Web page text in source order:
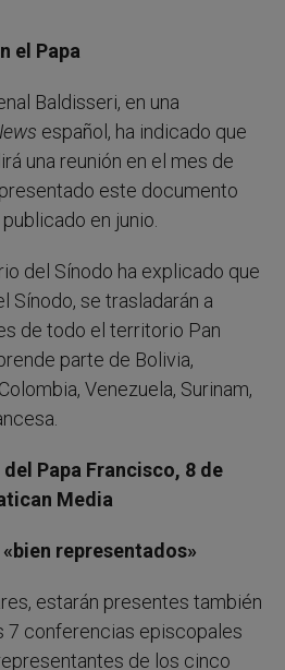
el Papa
Baldisseri, en una
español, ha indicado que
una reunión en el mes de
este documento
en junio.
del Sínodo ha explicado que
Sínodo, se trasladarán a
de todo el territorio Pan
parte de Bolivia,
Venezuela, Surinam,
representados»
estarán presentes también
7 conferencias episcopales
de los cinco